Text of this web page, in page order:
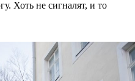
Хоть не сигналят, и то